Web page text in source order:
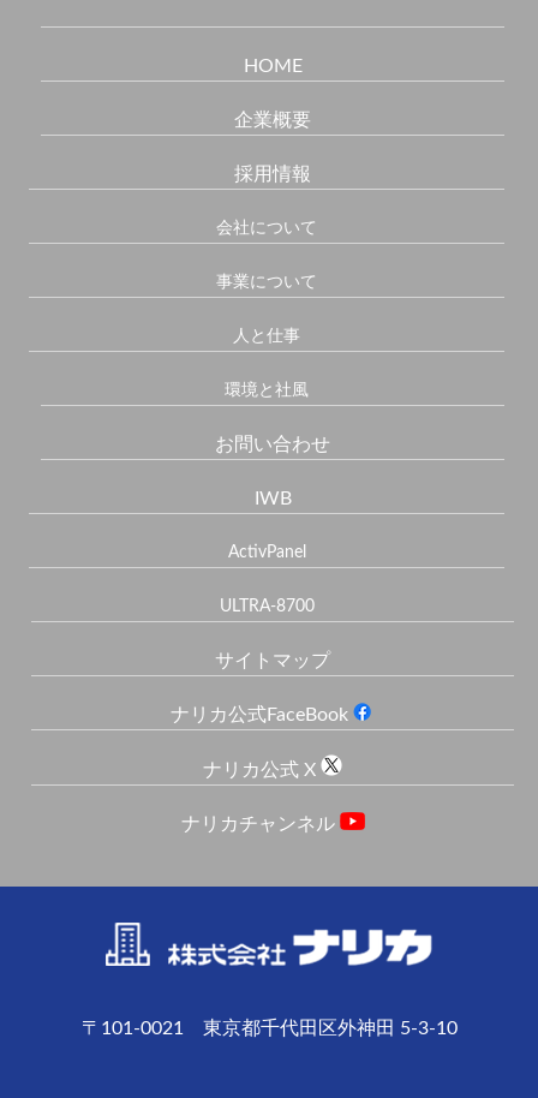
HOME
企業概要
採用情報
会社について
事業について
人と仕事
環境と社風
お問い合わせ
IWB
ActivPanel
ULTRA-8700
サイトマップ
ナリカ公式FaceBook
ナリカ公式 X
ナリカチャンネル
〒101-0021 東京都千代田区外神田 5-3-10